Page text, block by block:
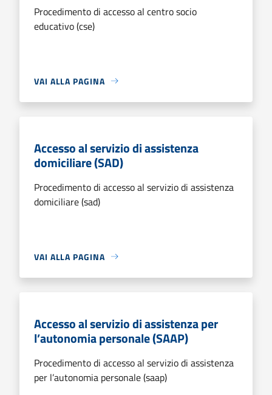
Procedimento di accesso al centro socio
educativo (cse)
VAI ALLA PAGINA
Accesso al servizio di assistenza
domiciliare (SAD)
Procedimento di accesso al servizio di assistenza
domiciliare (sad)
VAI ALLA PAGINA
Accesso al servizio di assistenza per
l’autonomia personale (SAAP)
Procedimento di accesso al servizio di assistenza
per l’autonomia personale (saap)